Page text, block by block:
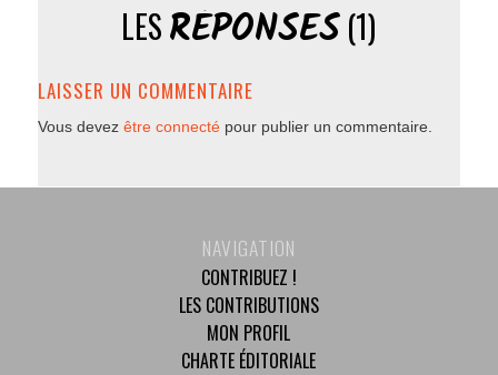
LESRÉPONSES(1)
LAISSER UN COMMENTAIRE
Vous devez être connectépour publier un commentaire.
NAVIGATION
CONTRIBUEZ !
LES CONTRIBUTIONS
MON PROFIL
CHARTE ÉDITORIALE